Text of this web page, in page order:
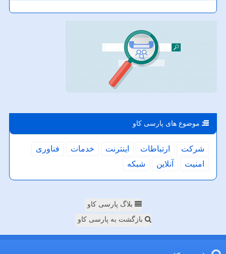
موضوع های پارسی كاو
شركت ارتباطات اینترنت خدمات
فناوری
امنیت
آنلاین شبكه
بلاگ پارسی کاو
بازگشت به پارسی کاو